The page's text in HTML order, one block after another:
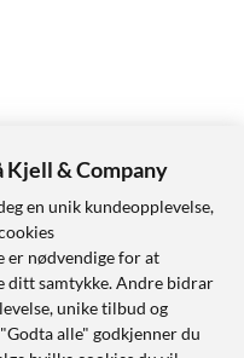
Kjell & Company
en unik kundeopplevelse,
er nødvendige for at
ditt samtykke. Andre bidrar
unike tilbud og
alle" godkjenner du